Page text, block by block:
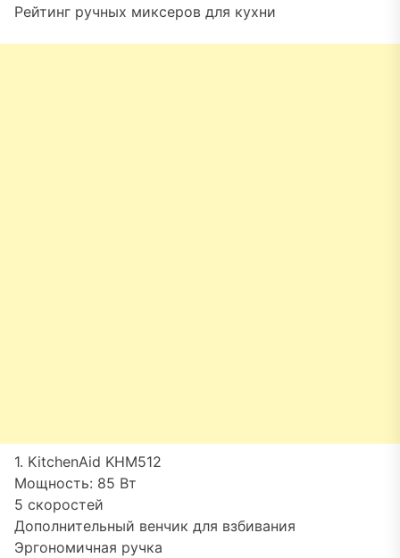
Рейтинг ручных миксеров для кухни
1. KitchenAid KHM512
Мощность: 85 Вт
5 скоростей
Дополнительный венчик для взбивания
Эргономичная ручка